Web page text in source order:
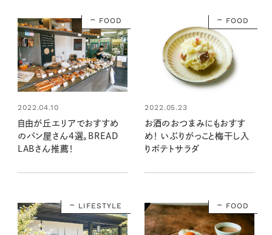
FOOD
2022.04.10
自由が丘エリアでおすすめ
のパン屋さん4選。BREAD
LABさん推薦！
FOOD
2022.05.23
お酒のおつまみにもおすす
め！ いぶりがっこと梅干し入
りポテトサラダ
LIFESTYLE FOOD